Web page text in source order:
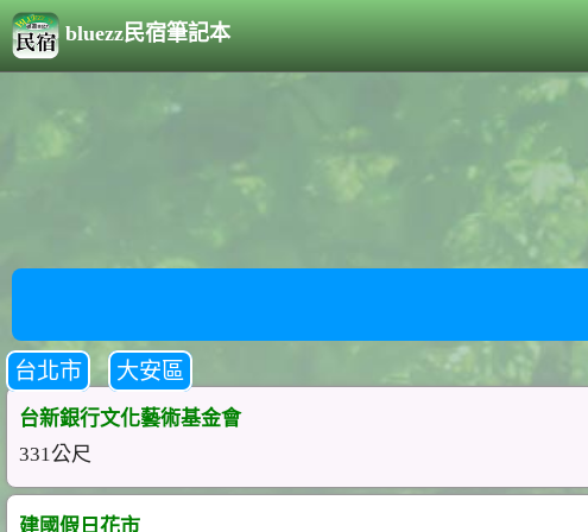
bluezz民宿筆記本
台北市 大安區
台新銀行文化藝術基金會
331公尺
建國假日花市